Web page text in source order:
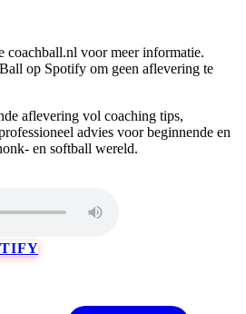
coachball.nl voor meer informatie.
op Spotify om geen aflevering te
aflevering vol coaching tips,
advies voor beginnende en
en softball wereld.